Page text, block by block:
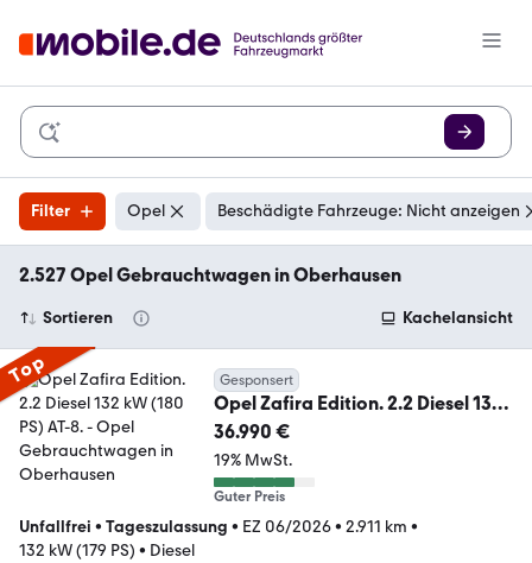
Filter Opel Beschädigte Fahrzeuge: Nicht anzeigen
2.527 Opel Gebrauchtwagen in Oberhausen
Sortieren Kachelansicht
Top Gesponsert
Opel Zafira Edition. 2.2 Diesel 132
kW (180 PS) AT-8.
36.990 €
19% MwSt.
Guter Preis
Unfallfrei • Tageszulassung • EZ 06/2026• 2.911 km •
132 kW (179 PS) • Diesel